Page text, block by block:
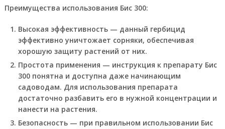
Преимущества использования Бис 300:
Высокая эффективность — данный гербицид
эффективно уничтожает сорняки, обеспечивая
хорошую защиту растений от них.
Простота применения — инструкция к препарату Бис
300 понятна и доступна даже начинающим
садоводам. Для использования препарата
достаточно разбавить его в нужной концентрации и
нанести на растения.
Безопасность — при правильном использовании Бис